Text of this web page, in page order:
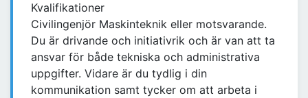
Kvalifikationer
Civilingenjör Maskinteknik eller motsvarande.
Du är drivande och initiativrik och är van att ta
ansvar för både tekniska och administrativa
uppgifter. Vidare är du tydlig i din
kommunikation samt tycker om att arbeta i